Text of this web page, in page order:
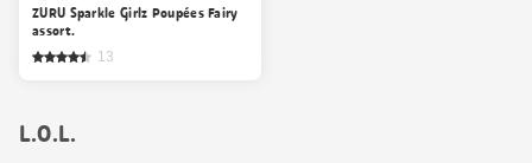
ZURU Sparkle Girlz Poupées Fairy
assort.
13
L.O.L.